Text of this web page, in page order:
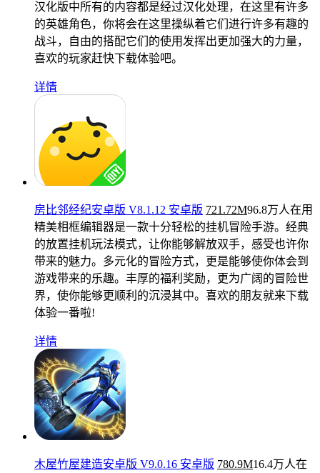
汉化版中所有的内容都是经过汉化处理，在这里有许多
的英雄角色，你将会在这里操纵着它们进行许多有趣的
战斗，自由的搭配它们的使用发挥出更加强大的力量，
喜欢的玩家赶快下载体验吧。
详情
房比邻经纪安卓版 V8.1.12 安卓版 721.72M96.8万人在用
精美相框编辑器是一款十分轻松的挂机冒险手游。经典
的放置挂机玩法模式，让你能够解放双手，感受也许你
带来的魅力。多元化的冒险方式，更是能够使你体会到
游戏带来的乐趣。丰厚的福利奖励，更为广阔的冒险世
界，使你能够更顺利的沉浸其中。喜欢的朋友就来下载
体验一番啦!
详情
木屋竹屋建造安卓版 V9.0.16 安卓版 780.9M16.4万人在